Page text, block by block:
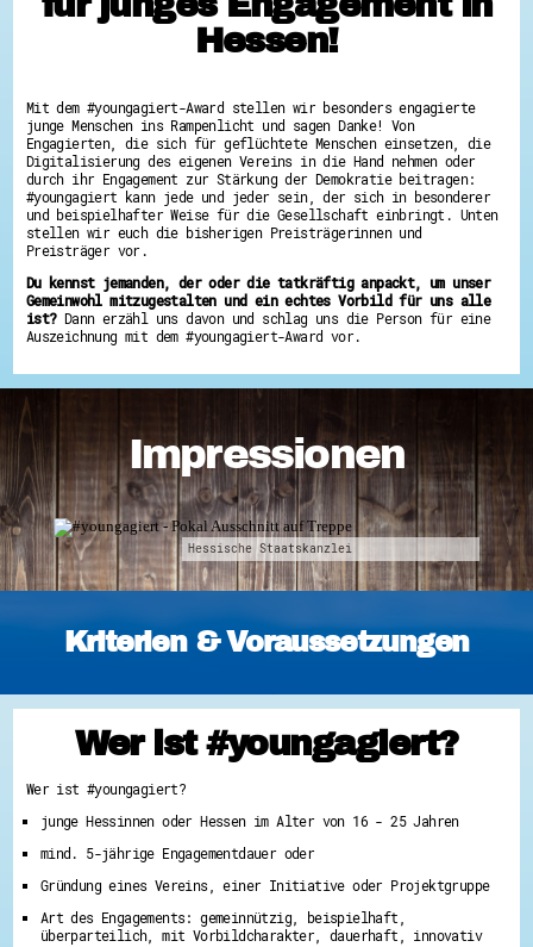
Hessen hilft Ukraine
Wettbewerb | 80 Jahre Hessen - Engagement
mit Herz
8 Vereine x 80 Jahre x 1.000 €
Ausgezeichnete Projekte
Menschen des Respekts
SHARE IT: Teile deine Infos!
Gestalte dein Ehrenamt
Ehrenamts-Card Hessen
Engagement-Lotsen
Crowdfunding - Viele schaffen mehr
Förderprogramme
Ehrentag
Hessen engagiert - Digitale Themenabende
Service-Learning
Mach dich schlau
GEMA-Pakt
Di@-Lotsen in Hessen
Energiepreiskrise und Ehrenamt
Flüchtlingshilfe + Integration
Generationsübergreifend aktiv
Qualifizierung & Fortbildung
Stiftungen
Service
Downloads
Kontakt
Impressum
Erklärung zur Barrierefreiheit
Barriere melden
Hessen!
Mit dem #youngagiert-Award stellen wir besonders engagierte
junge Menschen ins Rampenlicht und sagen Danke! Von
Engagierten, die sich für geflüchtete Menschen einsetzen, die
Digitalisierung des eigenen Vereins in die Hand nehmen oder
durch ihr Engagement zur Stärkung der Demokratie beitragen:
#youngagiert kann jede und jeder sein, der sich in besonderer
und beispielhafter Weise für die Gesellschaft einbringt. Unten
stellen wir euch die bisherigen Preisträgerinnen und
Preisträger vor.
Du kennst jemanden, der oder die tatkräftig anpackt, um unser
Gemeinwohl mitzugestalten und ein echtes Vorbild für uns alle
ist?Dann erzähl uns davon und schlag uns die Person für eine
Auszeichnung mit dem #youngagiert-Award vor.
Impressionen
Hessische Staatskanzlei
Kriterien & Voraussetzungen
Wer ist #youngagiert?
Wer ist #youngagiert?
junge Hessinnen oder Hessen im Alter von 16 - 25 Jahren
mind. 5-jährige Engagementdauer oder
Gründung eines Vereins, einer Initiative oder Projektgruppe
Art des Engagements: gemeinnützig, beispielhaft,
überparteilich, mit Vorbildcharakter, dauerhaft, innovativ